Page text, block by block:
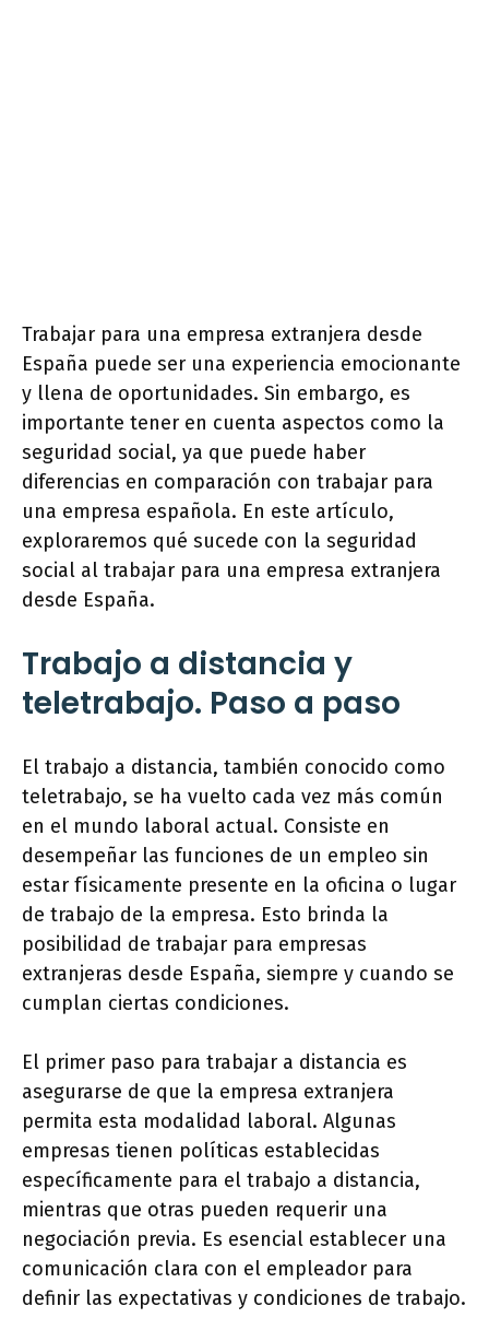
Trabajar para una empresa extranjera desde
España puede ser una experiencia emocionante
y llena de oportunidades. Sin embargo, es
importante tener en cuenta aspectos como la
seguridad social, ya que puede haber
diferencias en comparación con trabajar para
una empresa española. En este artículo,
exploraremos qué sucede con la seguridad
social al trabajar para una empresa extranjera
desde España.
Trabajo a distancia y
teletrabajo. Paso a paso
El trabajo a distancia, también conocido como
teletrabajo, se ha vuelto cada vez más común
en el mundo laboral actual. Consiste en
desempeñar las funciones de un empleo sin
estar físicamente presente en la oficina o lugar
de trabajo de la empresa. Esto brinda la
posibilidad de trabajar para empresas
extranjeras desde España, siempre y cuando se
cumplan ciertas condiciones.
El primer paso para trabajar a distancia es
asegurarse de que la empresa extranjera
permita esta modalidad laboral. Algunas
empresas tienen políticas establecidas
específicamente para el trabajo a distancia,
mientras que otras pueden requerir una
negociación previa. Es esencial establecer una
comunicación clara con el empleador para
definir las expectativas y condiciones de trabajo.